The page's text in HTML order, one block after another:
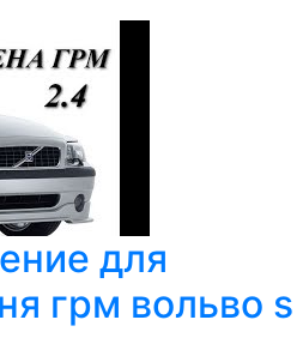
для
грм вольво s